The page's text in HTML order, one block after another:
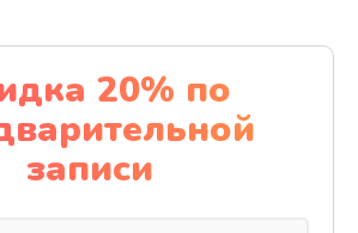
Заказать
Чистка от пыли
1060 руб.
Заказать
20% по
записи